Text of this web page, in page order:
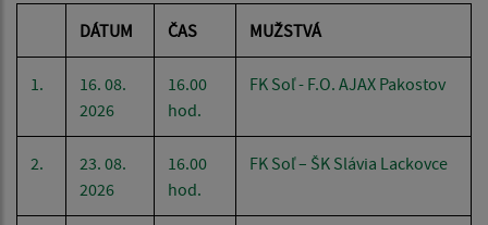
DÁTUM ČAS MUŽSTVÁ
1.
16. 08.
2026
16.00
hod.
FK Soľ - F.O. AJAX Pakostov
2.
23. 08.
2026
16.00
hod.
FK Soľ – ŠK Slávia Lackovce